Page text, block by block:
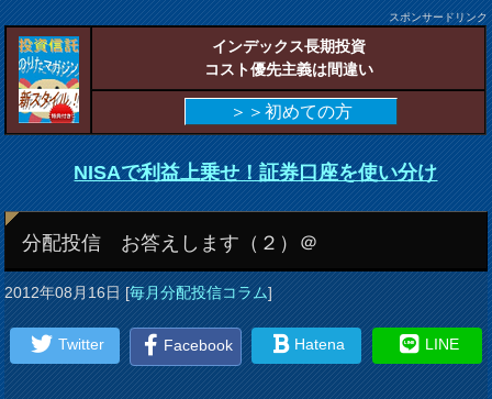
スポンサードリンク
インデックス長期投資
コスト優先主義は間違い
＞＞初めての方
NISAで利益上乗せ！証券口座を使い分け
分配投信 お答えします（２）＠
2012年08月16日[毎月分配投信コラム]
Twitter Facebook Hatena LINE